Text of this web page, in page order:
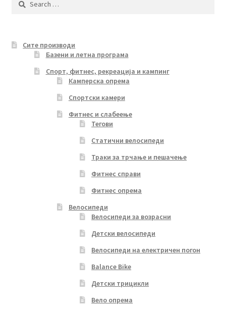
Сите производи
Базени и летна програма
Спорт, фитнес, рекреација и кампинг
Камперска опрема
Спортски камери
Фитнес и слабеење
Тегови
Статични велосипеди
Траки за трчање и пешачење
Фитнес справи
Фитнес опрема
Велосипеди
Велосипеди за возрасни
Детски велосипеди
Велосипеди на електричен погон
Balance Bike
Детски трицикли
Вело опрема